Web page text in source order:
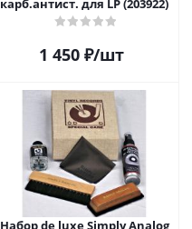
карб.антист. для LP (203922)
1 450₽/шт
Набор de luxe Simply Analog